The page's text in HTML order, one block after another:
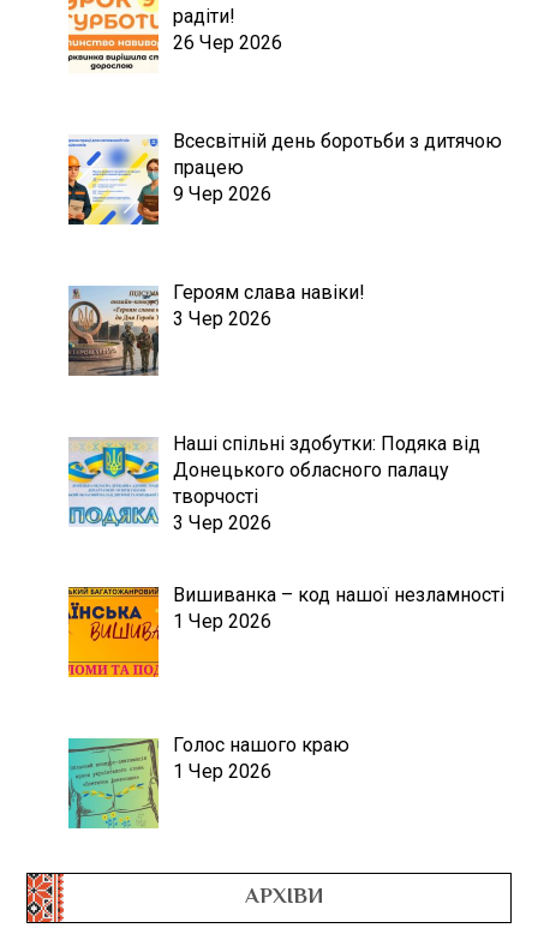
радіти!
26 Чер 2026
Всесвітній день боротьби з дитячою
працею
9 Чер 2026
Героям слава навіки!
3 Чер 2026
Наші спільні здобутки: Подяка від
Донецького обласного палацу
творчості
3 Чер 2026
Вишиванка – код нашої незламності
1 Чер 2026
Голос нашого краю
1 Чер 2026
АРХІВИ